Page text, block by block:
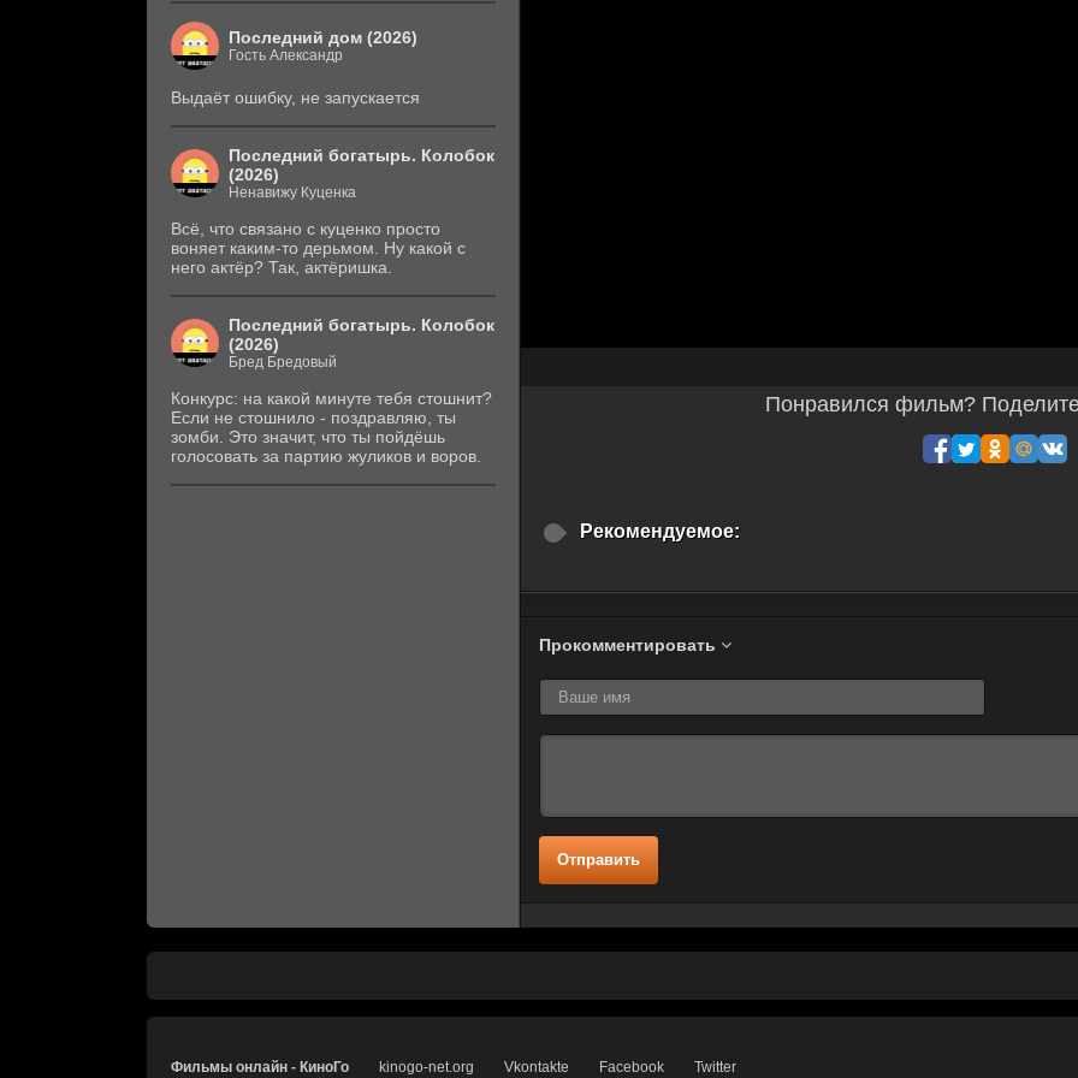
Понравился фильм?
Рекомендуемое:
Прокомментировать
Отправить
Последний дом (2026)
Гость Александр
Выдаёт ошибку, не запускается
Последний богатырь. Колобок
(2026)
Ненавижу Куценка
Всё, что связано с куценко просто
воняет каким-то дерьмом. Ну какой с
него актёр? Так, актёришка.
Последний богатырь. Колобок
(2026)
Бред Бредовый
Конкурс: на какой минуте тебя стошнит?
Если не стошнило - поздравляю, ты
зомби. Это значит, что ты пойдёшь
голосовать за партию жуликов и воров.
Фильмы онлайн - КиноГо kinogo-net.org Vkontakte Facebook Twitter